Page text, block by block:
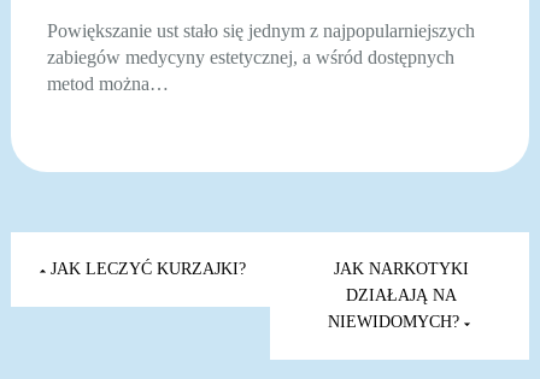
Powiększanie ust stało się jednym z najpopularniejszych
zabiegów medycyny estetycznej, a wśród dostępnych
metod można…
Nawigacja
wpisu
JAK LECZYĆ KURZAJKI?
JAK NARKOTYKI
DZIAŁAJĄ NA
NIEWIDOMYCH?